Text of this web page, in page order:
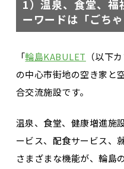
1）温泉、食堂、
ーワードは「ごちゃ
「輪島KABULET （以下
の中心市街地の空き家と
合交流施設です。
温泉、食堂、健康増進施
ービス、配食サービス、
さまざまな機能が、輪島